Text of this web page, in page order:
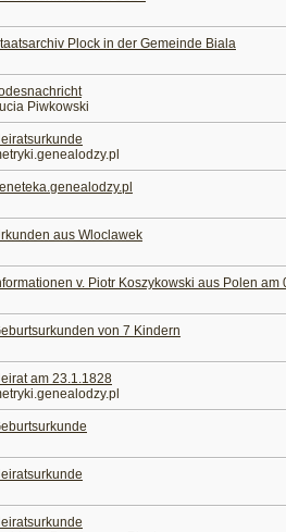
Plock in der Gemeinde Biala
Piwkowski
aus Wloclawek
v. Piotr Koszykowski aus Polen am
von 7 Kindern
am 23.1.1828